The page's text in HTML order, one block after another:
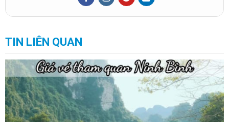
TIN LIÊN QUAN